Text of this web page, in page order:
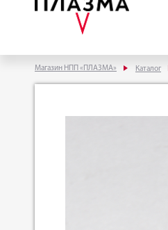
Магазин НПП «ПЛАЗМА» Каталог